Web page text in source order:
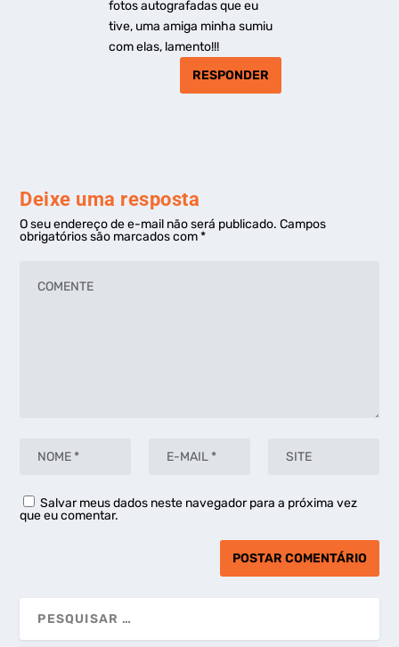
fotos autografadas que eu
tive, uma amiga minha sumiu
com elas, lamento!!!
RESPONDER
Deixe uma resposta
O seu endereço de e-mail não será publicado. Campos
obrigatórios são marcados com*
Salvar meus dados neste navegador para a próxima vez
que eu comentar.